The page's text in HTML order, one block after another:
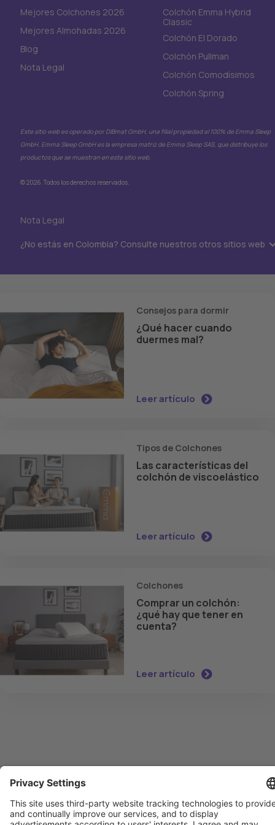
Mejores Colchones 2026
Mejores Almohadas 2026
Blog
Nota Legal
Colchón Emma Hybrid
Classic
Colchón El Dorado
Colchón Pullman
Colchón Comodísimos
Colchón Spring
Este sitio web es operado por DIBmat GmbH, una filial propiedad al 100% de Emma Sleep
GmbH. Emma Sleep GmbH es la empresa matriz de Emma Sleep SAS, que distribuye los
productos que se muestran en este sitio web.
© 2026.Todos los derechos reservados.
Nota Legal
¿No estás en Colombia? Consulte nuestros otros sitios web
Consejos para dormir
¿Qué hacer cuando
duermes mal?
Leer artículo
Tipos de Colchones
Las características del
colchón de viscoelástico
Leer artículo
Colchones
Comprar un colchón:
¿qué hay que tener en
cuenta?
Leer artículo